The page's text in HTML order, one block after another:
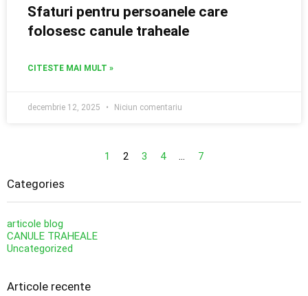
Sfaturi pentru persoanele care
folosesc canule traheale
CITESTE MAI MULT »
decembrie 12, 2025 Niciun comentariu
1 2 3 4 … 7
Categories
articole blog
CANULE TRAHEALE
Uncategorized
Articole recente